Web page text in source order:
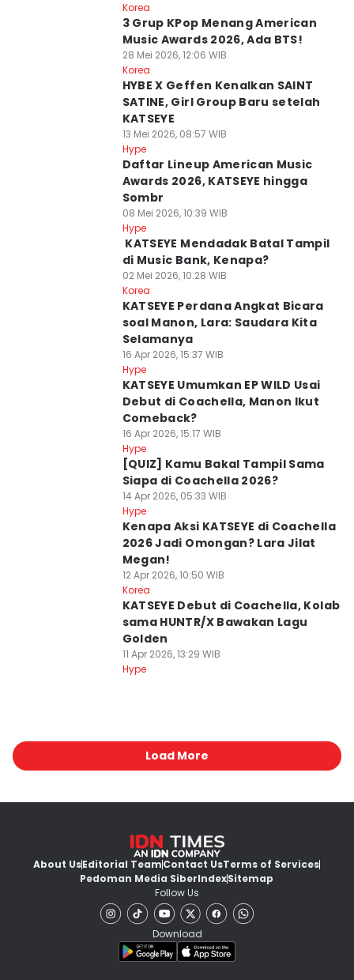
Korea
3 Grup KPop Menang American
Music Awards 2026, Ada BTS!
28 Mei 2026, 12:06 WIB
Korea
HYBE X Geffen Kenalkan SAINT
SATINE, Girl Group Baru setelah
KATSEYE
13 Mei 2026, 08:57 WIB
Hype
Daftar Lineup American Music
Awards 2026, KATSEYE hingga
Sombr
08 Mei 2026, 10:39 WIB
Hype
⁠ KATSEYE Mendadak Batal Tampil
di Music Bank, Kenapa?
02 Mei 2026, 10:28 WIB
Korea
KATSEYE Perdana Angkat Bicara
soal Manon, Lara: Saudara Kita
Selamanya
16 Apr 2026, 15:37 WIB
Hype
KATSEYE Umumkan EP WILD Usai
Debut di Coachella, Manon Ikut
Comeback?
16 Apr 2026, 15:17 WIB
Hype
[QUIZ] Kamu Bakal Tampil Sama
Siapa di Coachella 2026?
14 Apr 2026, 05:33 WIB
Hype
Kenapa Aksi KATSEYE di Coachella
2026 Jadi Omongan? Lara Jilat
Megan!
12 Apr 2026, 10:50 WIB
Korea
KATSEYE Debut di Coachella, Kolab
sama HUNTR/X Bawakan Lagu
Golden
11 Apr 2026, 13:29 WIB
Hype
Load More
About UsEditorial TeamContact UsTerms of Services
Pedoman Media SiberIndexSitemap
Follow Us
Download